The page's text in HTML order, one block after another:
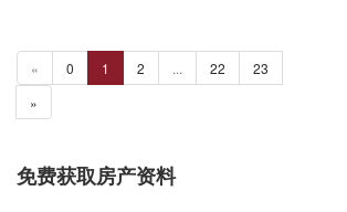
« 0 1 2 ... 22
23
»
免费获取房产资料